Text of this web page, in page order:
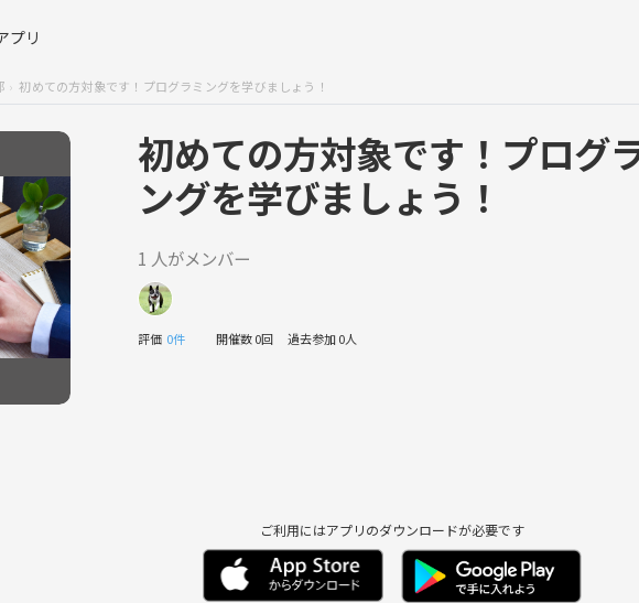
プリ
初めての方対象です！プログラミングを学びましょう！
初めての方対象です！プログ
ングを学びましょう！
1 人がメンバー
評価 0件 開催数 0回 過去参加 0人
ご利用にはアプリのダウンロードが必要です